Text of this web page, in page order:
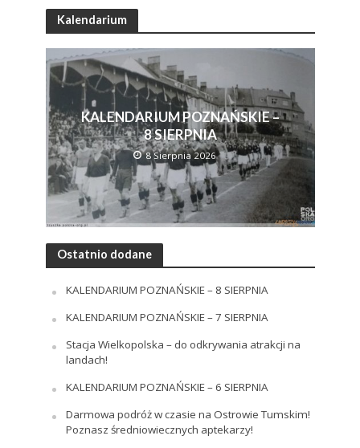
Kalendarium
KALENDARIUM POZNAŃSKIE –
8 SIERPNIA
8 Sierpnia 2026
Ostatnio dodane
KALENDARIUM POZNAŃSKIE – 8 SIERPNIA
KALENDARIUM POZNAŃSKIE – 7 SIERPNIA
Stacja Wielkopolska – do odkrywania atrakcji na
landach!
KALENDARIUM POZNAŃSKIE – 6 SIERPNIA
Darmowa podróż w czasie na Ostrowie Tumskim!
Poznasz średniowiecznych aptekarzy!